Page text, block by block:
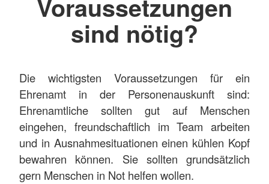
Voraussetzungen
sind nötig?
Die wichtigsten Voraussetzungen für ein
Ehrenamt in der Personenauskunft sind:
Ehrenamtliche sollten gut auf Menschen
eingehen, freundschaftlich im Team arbeiten
und in Ausnahmesituationen einen kühlen Kopf
bewahren können. Sie sollten grundsätzlich
gern Menschen in Not helfen wollen.